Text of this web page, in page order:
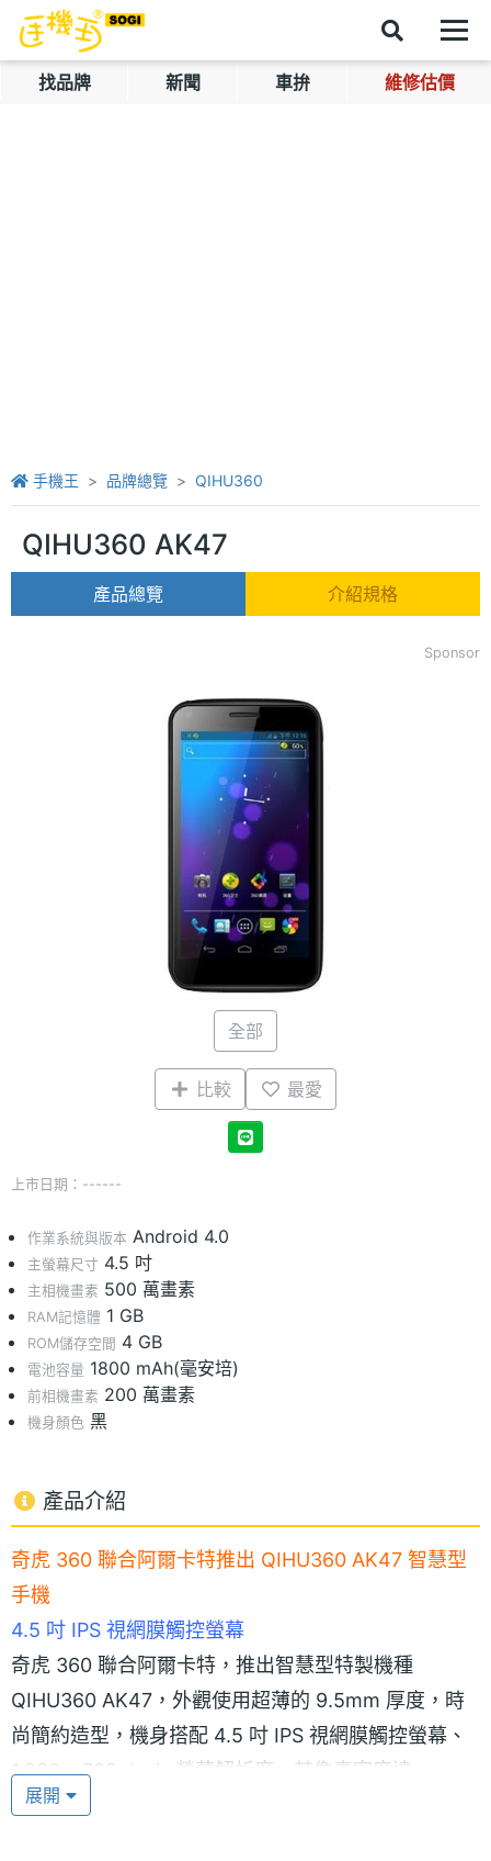
找品牌 新聞 車拚 維修估價
手機王 品牌總覽 QIHU360
QIHU360 AK47
產品總覽 介紹規格
Sponsor
全部
比較 最愛
上市日期：------
作業系統與版本 Android 4.0
主螢幕尺寸 4.5 吋
主相機畫素 500 萬畫素
RAM記憶體 1 GB
ROM儲存空間 4 GB
電池容量 1800 mAh(毫安培)
前相機畫素 200 萬畫素
機身顏色 黑
產品介紹
奇虎 360 聯合阿爾卡特推出 QIHU360 AK47 智慧型
手機
4.5 吋 IPS 視網膜觸控螢幕
奇虎 360 聯合阿爾卡特，推出智慧型特製機種
QIHU360 AK47，外觀使用超薄的 9.5mm 厚度，時
尚簡約造型，機身搭配 4.5 吋 IPS 視網膜觸控螢幕、
1,280 x 720pixels 螢幕解析度。其像素密度達
326ppi，可呈現清晰的文字、銳利的圖形，以及令人
展開